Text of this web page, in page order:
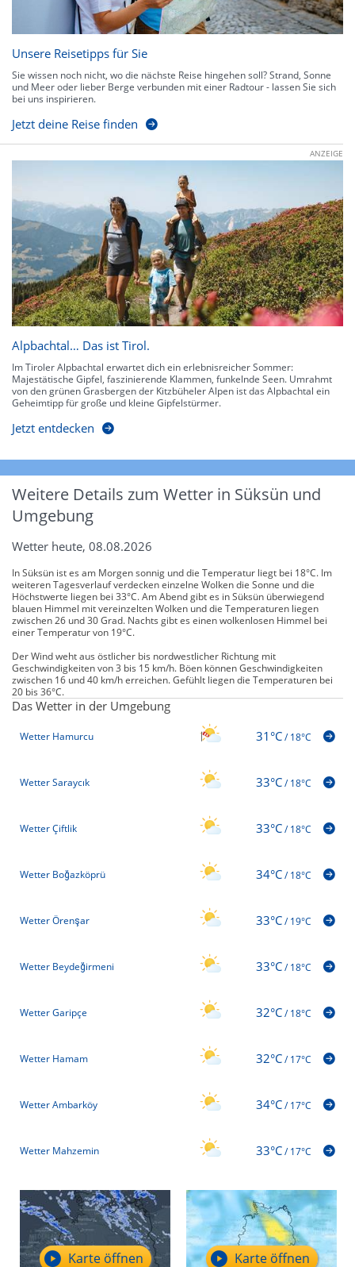
Unsere Reisetipps für Sie
Sie wissen noch nicht, wo die nächste Reise hingehen soll? Strand, Sonne
und Meer oder lieber Berge verbunden mit einer Radtour - lassen Sie sich
bei uns inspirieren.
Jetzt deine Reise finden
ANZEIGE
Alpbachtal… Das ist Tirol.
Im Tiroler Alpbachtal erwartet dich ein erlebnisreicher Sommer:
Majestätische Gipfel, faszinierende Klammen, funkelnde Seen. Umrahmt
von den grünen Grasbergen der Kitzbüheler Alpen ist das Alpbachtal ein
Geheimtipp für große und kleine Gipfelstürmer.
Jetzt entdecken
Weitere Details zum Wetter in Süksün und
Umgebung
Wetter heute, 08.08.2026
In Süksün ist es am Morgen sonnig und die Temperatur liegt bei 18°C. Im
weiteren Tagesverlauf verdecken einzelne Wolken die Sonne und die
Höchstwerte liegen bei 33°C. Am Abend gibt es in Süksün überwiegend
blauen Himmel mit vereinzelten Wolken und die Temperaturen liegen
zwischen 26 und 30 Grad. Nachts gibt es einen wolkenlosen Himmel bei
einer Temperatur von 19°C.
Der Wind weht aus östlicher bis nordwestlicher Richtung mit
Geschwindigkeiten von 3 bis 15 km/h. Böen können Geschwindigkeiten
zwischen 16 und 40 km/h erreichen. Gefühlt liegen die Temperaturen bei
20 bis 36°C.
Das Wetter in der Umgebung
Wetter Hamurcu 31°C/18°C
Wetter Saraycık 33°C/18°C
Wetter Çiftlik 33°C/18°C
Wetter Boğazköprü 34°C/18°C
Wetter Örenşar 33°C/19°C
Wetter Beydeğirmeni 33°C/18°C
Wetter Garipçe 32°C/18°C
Wetter Hamam 32°C/17°C
Wetter Ambarköy 34°C/17°C
Wetter Mahzemin 33°C/17°C
Karte öffnen Karte öffnen